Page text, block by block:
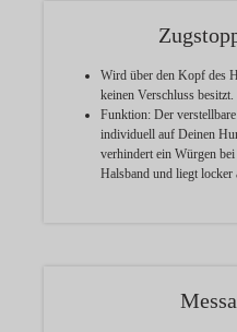
Wird über den Kopf des
keinen Verschluss besitzt.
Funktion: Der
individuell auf Deinen
verhindert ein Würgen
Halsband und liegt locker